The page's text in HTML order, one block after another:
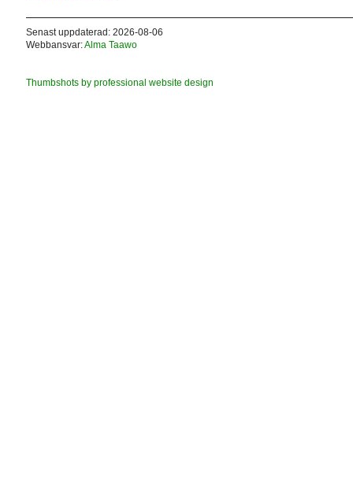
Senast uppdaterad: 2026-08-06
Webbansvar:Alma Taawo
Thumbshots by professional website design